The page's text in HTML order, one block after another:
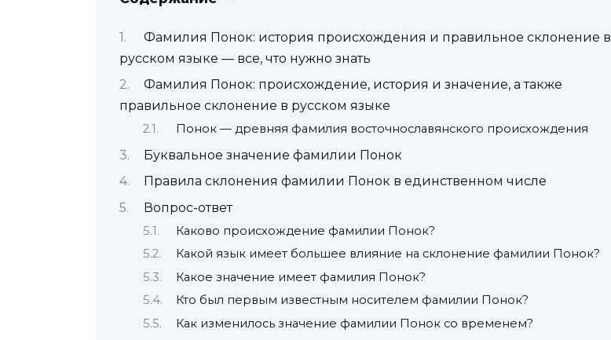
Фамилия Понок: история происхождения и правильное склонение в
русском языке — все, что нужно знать
Фамилия Понок: происхождение, история и значение, а также
правильное склонение в русском языке
Понок — древняя фамилия восточнославянского происхождения
Буквальное значение фамилии Понок
Правила склонения фамилии Понок в единственном числе
Вопрос-ответ
Каково происхождение фамилии Понок?
Какой язык имеет большее влияние на склонение фамилии Понок?
Какое значение имеет фамилия Понок?
Кто был первым известным носителем фамилии Понок?
Как изменилось значение фамилии Понок со временем?